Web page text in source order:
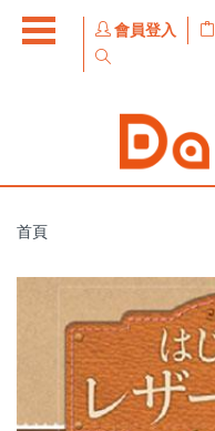
會員登入
首頁